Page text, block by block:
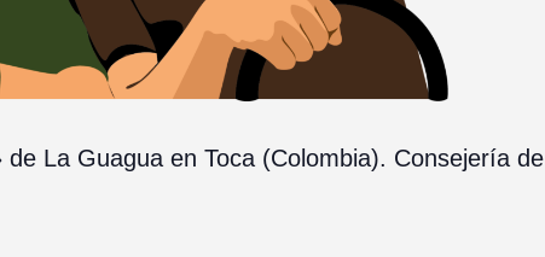
La Guagua en Toca (Colombia). Consejería de